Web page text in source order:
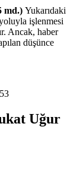
md.) Yukarıdaki
işlenmesi
Ancak, haber
düşünce
Uğur